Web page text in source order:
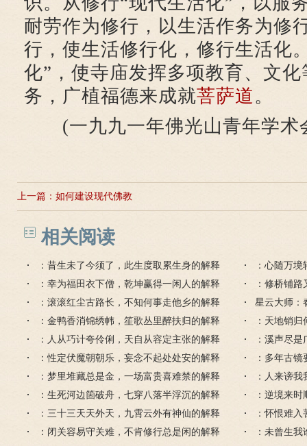
耐劳作为修行，以生活作务为修
行，使生活修行化，修行生活化
化”，使寺庙发挥多项教育、文
务，广植福德来成就菩萨道。
(一九九一年佛光山青年学术
上一篇： 如何建设现代佛教
相关阅读
：昔生未了今须了，此生度取累生身的解释
：心随万
复无忧的解
：幸为福田衣下僧，乾坤赢得一闲人的解释
：修桥铺
：滚滚红尘古路长，不知何事走他乡的解释
星云大师：
解释
：金鸭香消锦绣帏，笙歌丛里醉扶归的解释
：天地销
：人从巧计夸伶俐，天自从容定主张的解释
：溪声尽
：性定伏魔朝朝乐，妄念不起处处安的解释
：多年古
：梦里堆藏总是金，一场富贵喜难禁的解释
：人来谤
：生死河边箇破舟，七穿八落半浮沉的解释
：逆境来
：三十三天天外天，九霄云外有神仙的解释
：怀恨难
：闭关容易守关难，不肯修行总是闲的解释
：未曾生